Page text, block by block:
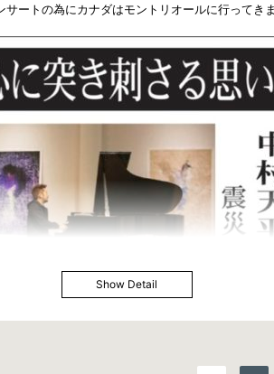
サートの為にカナダはモントリオールに行ってきま
Show Detail